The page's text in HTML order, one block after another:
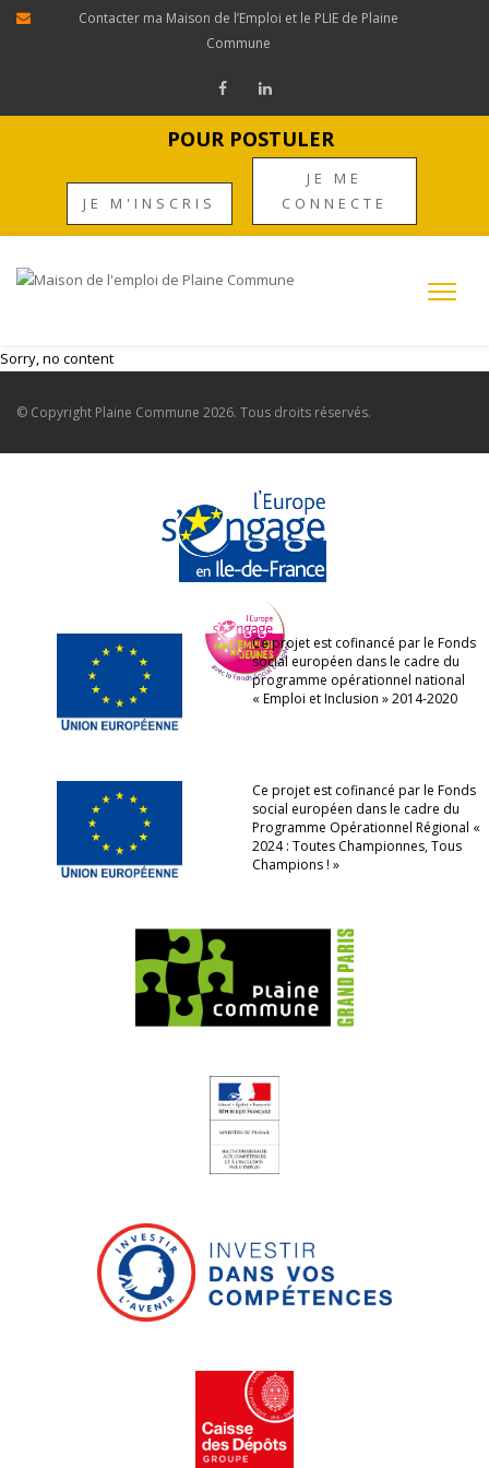
Contacter ma Maison de l’Emploi et le PLIE de Plaine
Commune
POUR POSTULER
JE M'INSCRIS
JE ME
CONNECTE
Sorry, no content
© Copyright Plaine Commune 2026. Tous droits réservés.
Ce projet est cofinancé par le Fonds
social européen dans le cadre du
programme opérationnel national
« Emploi et Inclusion » 2014-2020
Ce projet est cofinancé par le Fonds
social européen dans le cadre du
Programme Opérationnel Régional «
2024 : Toutes Championnes, Tous
Champions ! »